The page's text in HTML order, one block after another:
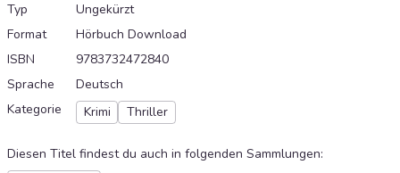
Typ
Ungekürzt
Format
Hörbuch Download
ISBN
9783732472840
Sprache
Deutsch
Kategorie
Krimi Thriller
Diesen Titel findest du auch in folgenden Sammlungen: